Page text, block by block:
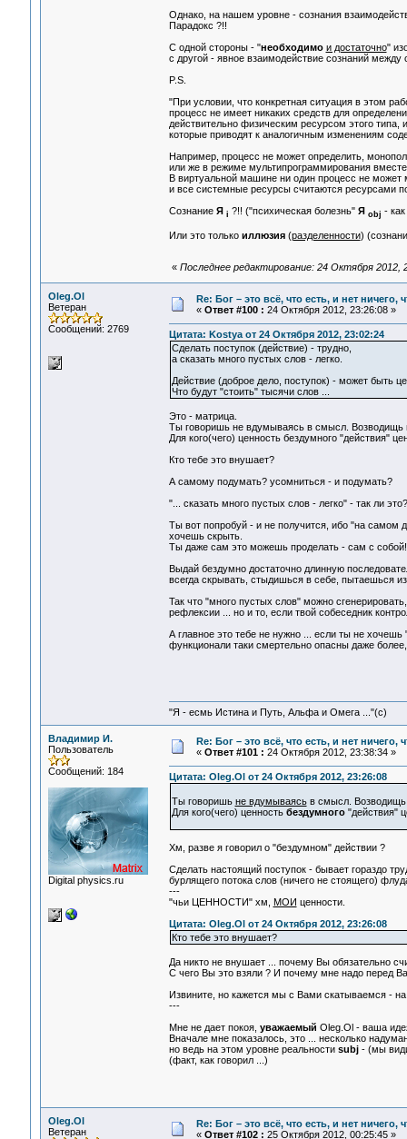
Однако, на нашем уровне - сознания
Парадокс ?!!
C одной стороны - "необходимо и достаточно"
с другой - явное взаимодействие сознаний между
P.S.
"При условии, что конкретная ситуация в этом
процесс не имеет никаких средств для
действительно физическим ресурсом этого
которые приводят к аналогичным изменениям
Например, процесс не может определить,
или же в режиме мультипрограммирования
В виртуальной машине ни один процесс не может
и все системные ресурсы считаются ресурсами
Сознание Я i ?!! ("психическая болезнь" Я obj -
Или это только иллюзия(разделенности)
« Последнее редактирование: 24 Октября 2012,
Oleg.Ol
Ветеран
Сообщений: 2769
Re: Бог – это всё, что есть, и нет
« Ответ #100 : 24 Октября 2012, 23:26:08 »
Цитата: Kostya от 24 Октября 2012, 23:02:24
Сделать поступок (действие) - трудно,
а сказать много пустых слов - легко.
Действие (доброе дело, поступок) - может быть
Что будут "стоить" тысячи слов ...
Это - матрица.
Ты говоришь не вдумываясь в смысл.
Для кого(чего) ценность бездумного "действия"
Кто тебе это внушает?
А самому подумать? усомниться - и подумать?
"... сказать много пустых слов - легко" - так ли это?
Ты вот попробуй - и не получится, ибо "на самом
хочешь скрыть.
Ты даже сам это можешь проделать - сам с
Выдай бездумно достаточно длинную
всегда скрывать, стыдишься в себе, пытаешься
Так что "много пустых слов" можно
рефлексии ... но и то, если твой собеседник
А главное это тебе не нужно ... если ты не
функционали таки смертельно опасны даже
"Я - есмь Истина и Путь, Альфа и Омега ..."(с)
Владимир И.
Пользователь
Сообщений: 184
Digital physics.ru
Re: Бог – это всё, что есть, и нет
« Ответ #101 : 24 Октября 2012, 23:38:34 »
Цитата: Oleg.Ol от 24 Октября 2012, 23:26:08
Ты говоришь не вдумываясьв смысл.
Для кого(чего) ценность бездумного"действия"
Хм, разве я говорил о "бездумном" действии ?
Сделать настоящий поступок - бывает гораздо
бурлящего потока слов (ничего не стоящего)
---
"чьи ЦЕННОСТИ" хм,
МОИ ценности.
Цитата: Oleg.Ol от 24 Октября 2012, 23:26:08
Кто тебе это внушает?
Да никто не внушает ... почему Вы обязательно
C чего Вы это взяли ? И почему мне надо перед
Извините, но кажется мы с Вами скатываемся -
---
Мне не дает покоя, уважаемый Oleg.Ol - ваша
Вначале мне показалось, это ... несколько
но ведь на этом уровне реальности subj- (мы
(факт, как говорил ...)
Oleg.Ol
Ветеран
Re: Бог – это всё, что есть, и нет
« Ответ #102 : 25 Октября 2012, 00:25:45 »